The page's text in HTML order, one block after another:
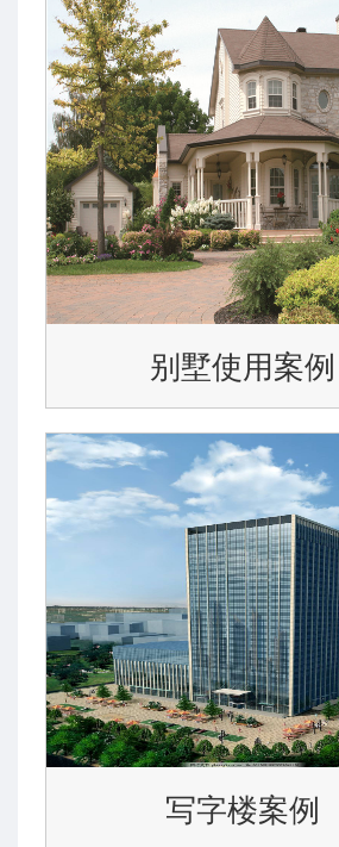
别墅使用案例
写字楼案例